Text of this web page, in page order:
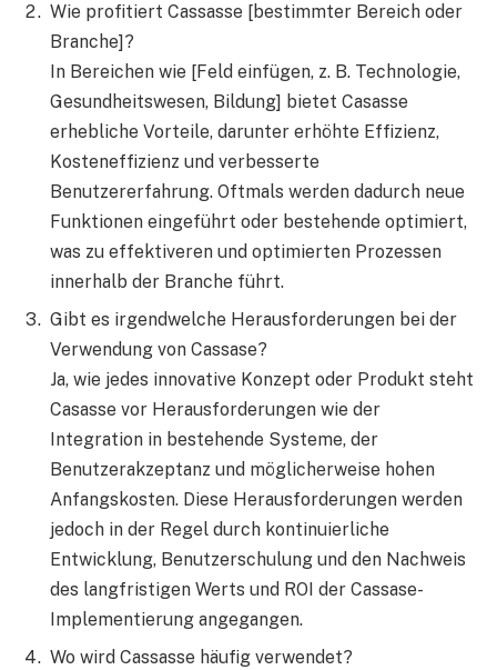
Wie profitiert Cassasse [bestimmter Bereich oder
Branche]?
In Bereichen wie [Feld einfügen, z. B. Technologie,
Gesundheitswesen, Bildung] bietet Casasse
erhebliche Vorteile, darunter erhöhte Effizienz,
Kosteneffizienz und verbesserte
Benutzererfahrung. Oftmals werden dadurch neue
Funktionen eingeführt oder bestehende optimiert,
was zu effektiveren und optimierten Prozessen
innerhalb der Branche führt.
Gibt es irgendwelche Herausforderungen bei der
Verwendung von Cassase?
Ja, wie jedes innovative Konzept oder Produkt steht
Casasse vor Herausforderungen wie der
Integration in bestehende Systeme, der
Benutzerakzeptanz und möglicherweise hohen
Anfangskosten. Diese Herausforderungen werden
jedoch in der Regel durch kontinuierliche
Entwicklung, Benutzerschulung und den Nachweis
des langfristigen Werts und ROI der Cassase-
Implementierung angegangen.
Wo wird Cassasse häufig verwendet?